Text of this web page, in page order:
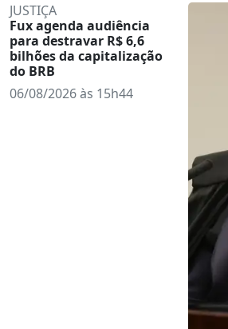
JUSTIÇA
Fux agenda audiência
para destravar R$ 6,6
bilhões da capitalização
do BRB
06/08/2026 às 15h44